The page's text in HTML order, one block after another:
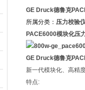
GE Druck德鲁克
所属分类： 压力校验
PACE6000模块化压
GE Druck德鲁克
新一代模块化、高精
特点: